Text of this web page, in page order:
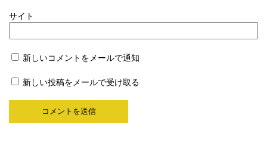
サイト
新しいコメントをメールで通知
新しい投稿をメールで受け取る